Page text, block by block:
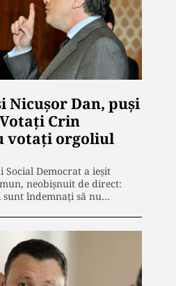
Nicușor Dan, puși
Crin
votați orgoliul
Democrat a ieșit
neobișnuit de direct:
îndemnați să nu…